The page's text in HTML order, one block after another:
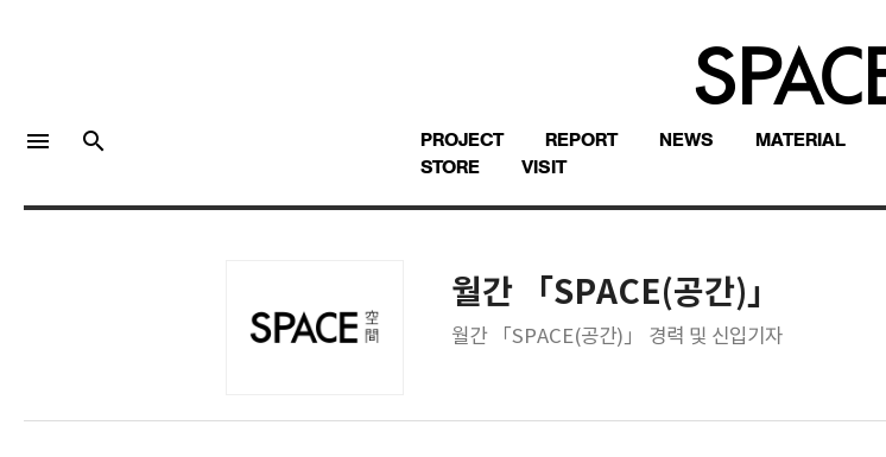
menu search PROJECT REPORT NEWS MATERIAL
STORE
VISIT
월간 「SPACE(공간)」
월간 「SPACE(공간)」 경력 및 신입기자